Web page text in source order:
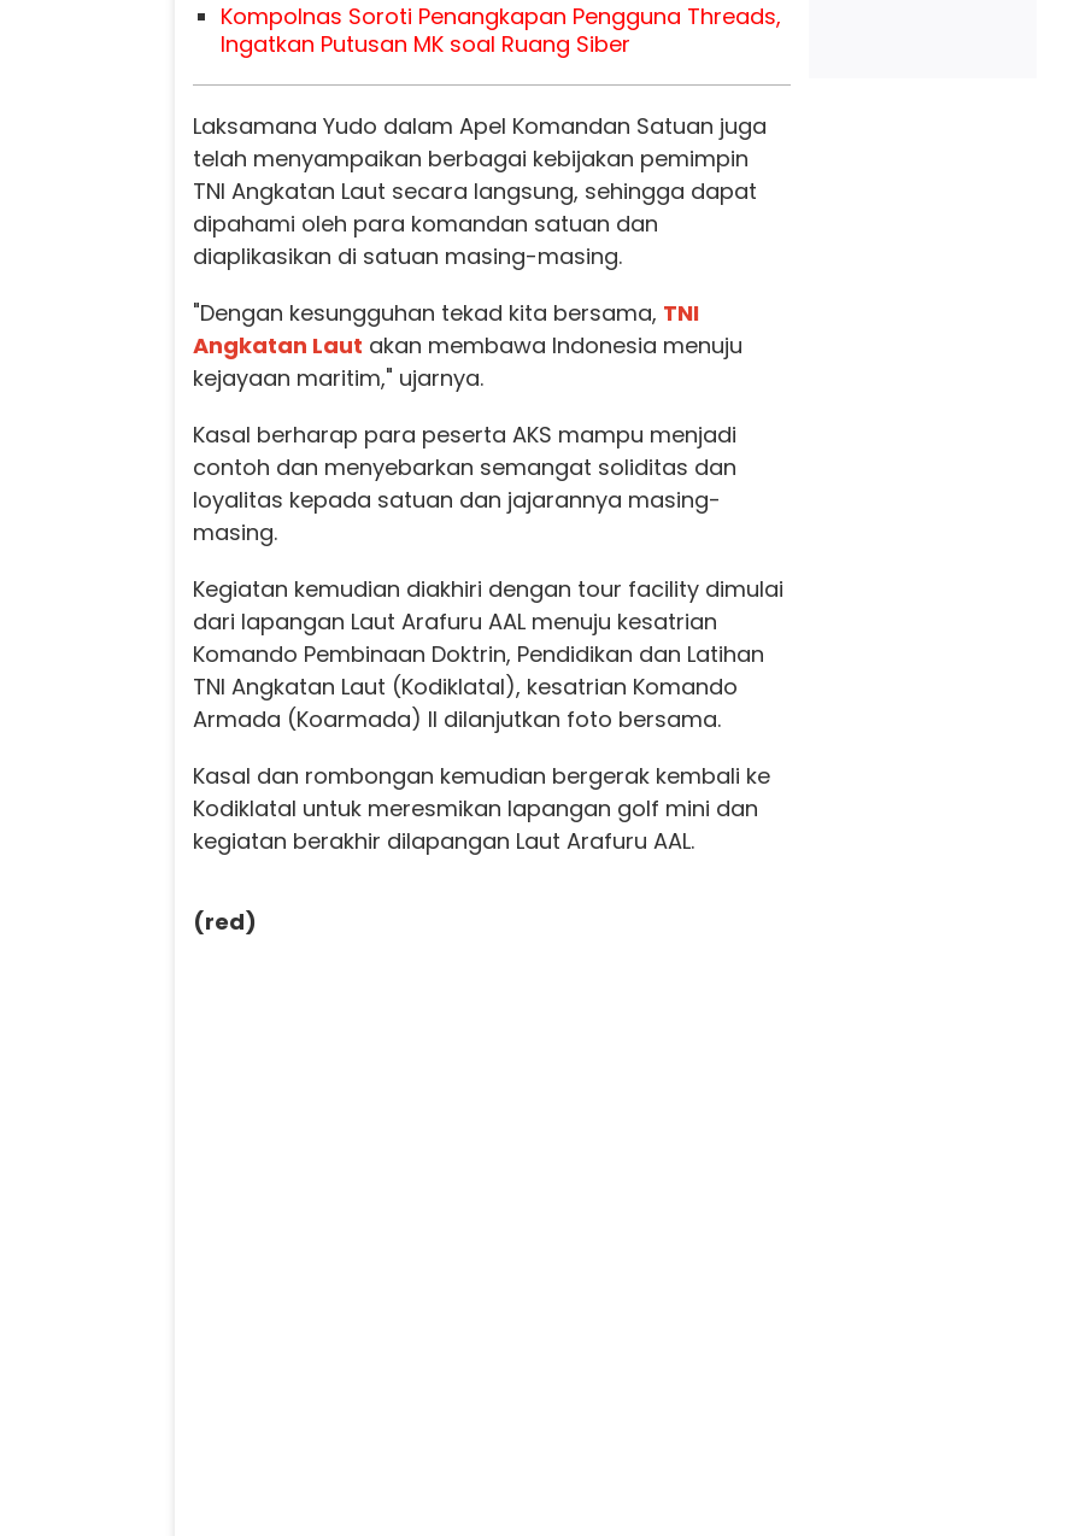
Kompolnas Soroti Penangkapan Pengguna Threads,
Ingatkan Putusan MK soal Ruang Siber
Laksamana Yudo dalam Apel Komandan Satuan juga
telah menyampaikan berbagai kebijakan pemimpin
TNI Angkatan Laut secara langsung, sehingga dapat
dipahami oleh para komandan satuan dan
diaplikasikan di satuan masing-masing.
"Dengan kesungguhan tekad kita bersama, TNI
Angkatan Laut akan membawa Indonesia menuju
kejayaan maritim," ujarnya.
Kasal berharap para peserta AKS mampu menjadi
contoh dan menyebarkan semangat soliditas dan
loyalitas kepada satuan dan jajarannya masing-
masing.
Kegiatan kemudian diakhiri dengan tour facility dimulai
dari lapangan Laut Arafuru AAL menuju kesatrian
Komando Pembinaan Doktrin, Pendidikan dan Latihan
TNI Angkatan Laut (Kodiklatal), kesatrian Komando
Armada (Koarmada) II dilanjutkan foto bersama.
Kasal dan rombongan kemudian bergerak kembali ke
Kodiklatal untuk meresmikan lapangan golf mini dan
kegiatan berakhir dilapangan Laut Arafuru AAL.
(red)